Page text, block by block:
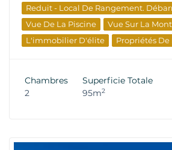
Reduit - Local De Rangement.
Vue De La Piscine
Vue Sur La
L'immobilier D'élite
Propriétés De
Chambres
2
Superficie Totale
95m2